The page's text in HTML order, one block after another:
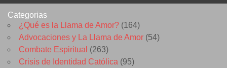
Categorias
¿Qué es la Llama de Amor? (164)
Advocaciones y La Llama de Amor (54)
Combate Espiritual (263)
Crisis de Identidad Católica (95)